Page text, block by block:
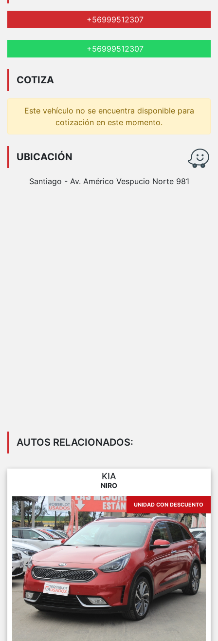
+56999512307
+56999512307
COTIZA
Este vehículo no se encuentra disponible para
cotización en este momento.
UBICACIÓN
Santiago - Av. Américo Vespucio Norte 981
AUTOS RELACIONADOS:
KIA
NIRO
UNIDAD CON DESCUENTO